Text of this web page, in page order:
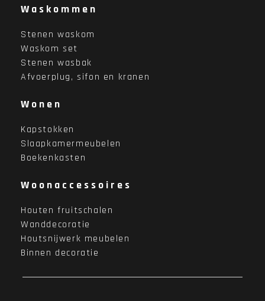
Waskommen
Stenen waskom
Waskom set
Stenen wasbak
Afvoerplug, sifon en kranen
Wonen
Kapstokken
Slaapkamermeubelen
Boekenkasten
Woonaccessoires
Houten fruitschalen
Wanddecoratie
Houtsnijwerk meubelen
Binnen decoratie